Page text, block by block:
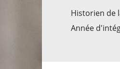
Historien de
Année